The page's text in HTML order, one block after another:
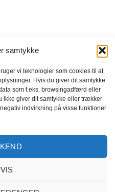
samtykke
vi teknologier som cookies til at
Hvis du giver dit samtykke
som f.eks. browsingadfærd eller
ikke giver dit samtykke eller trækker
indvirkning på visse funktioner